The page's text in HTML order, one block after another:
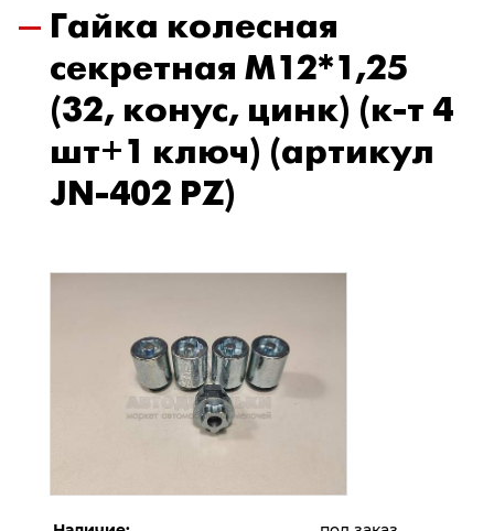
Гайка колесная
секретная М12*1,25
(32, конус, цинк) (к-т 4
шт+1 ключ) (артикул
JN-402 PZ)